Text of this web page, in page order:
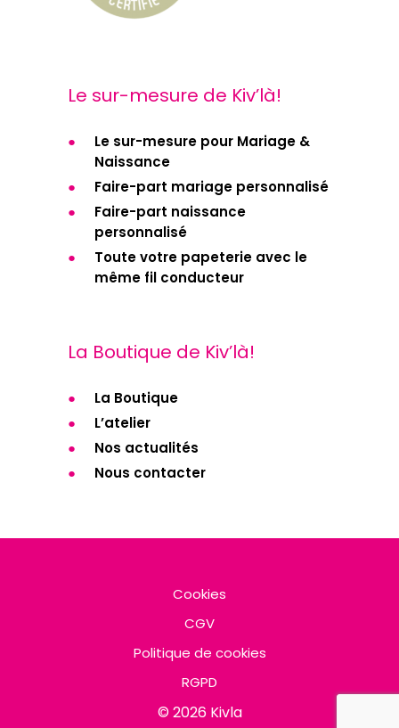
Le sur-mesure de Kiv’là!
Le sur-mesure pour Mariage &
Naissance
Faire-part mariage personnalisé
Faire-part naissance
personnalisé
Toute votre papeterie avec le
même fil conducteur
La Boutique de Kiv’là!
La Boutique
L’atelier
Nos actualités
Nous contacter
© 2026 Kivla
Cookies
CGV
Politique de cookies
RGPD